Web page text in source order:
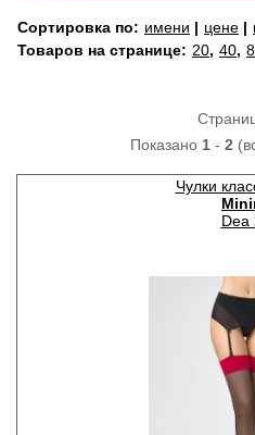
Сортировка по: имени | цене |
Товаров на странице: 20, 40,
Показано 1- 2
Чулки
Dea